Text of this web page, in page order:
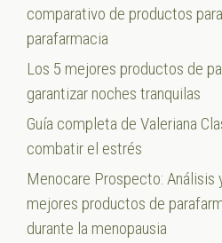
comparativo de productos
parafarmacia
Los 5 mejores productos de
garantizar noches tranquilas
Guía completa de Valeriana
combatir el estrés
Menocare Prospecto: Análisis
mejores productos de
durante la menopausia